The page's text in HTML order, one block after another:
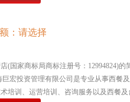
：请选择
(国家商标局商标注册号：12994824)
宏投资管理有限公司是专业从事西餐
培训、运营培训、咨询服务以及西餐